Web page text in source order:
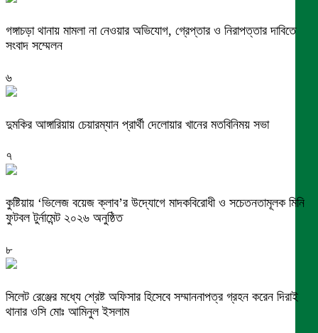
গঙ্গাচড়া থানায় মামলা না নেওয়ার অভিযোগ, গ্রেপ্তার ও নিরাপত্তার দাবিতে
সংবাদ সম্মেলন
৬
দুমকির আঙ্গারিয়ায় চেয়ারম্যান প্রার্থী দেলোয়ার খানের মতবিনিময় সভা
৭
কুষ্টিয়ায় ‘ভিলেজ বয়েজ ক্লাব’র উদ্যোগে মাদকবিরোধী ও সচেতনতামূলক মিনি
ফুটবল টুর্নামেন্ট ২০২৬ অনুষ্ঠিত
৮
সিলেট রেঞ্জের মধ্যে শ্রেষ্ট অফিসার হিসেবে সম্মাননাপত্র গ্রহন করেন দিরাই
থানার ওসি মোঃ আমিনুল ইসলাম